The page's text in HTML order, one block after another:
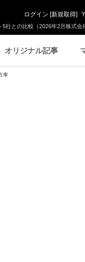
との比較（2026年2月株式会
ログイン [新規取得]
オリジナル記事
車